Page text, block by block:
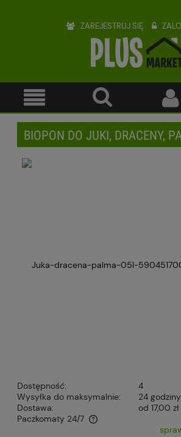
ZAREJESTRUJ SIĘ
BIOPON DO JUKI, DRACENY,
Dostępność:
4
Wysyłka do maksymalnie:
24 godziny
Dostawa:
od 17,00 zł
Paczkomaty 24/7
Cena nie zawiera ewentualnych kosztów